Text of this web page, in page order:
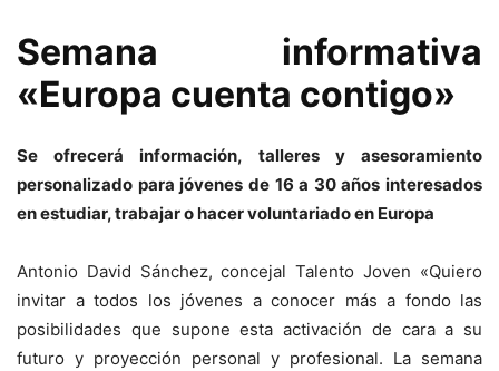
Semana informativa
«Europa cuenta contigo»
Se ofrecerá información, talleres y asesoramiento
personalizado para jóvenes de 16 a 30 años interesados
en estudiar, trabajar o hacer voluntariado en Europa
Antonio David Sánchez, concejal Talento Joven «Quiero
invitar a todos los jóvenes a conocer más a fondo las
posibilidades que supone esta activación de cara a su
futuro y proyección personal y profesional. La semana